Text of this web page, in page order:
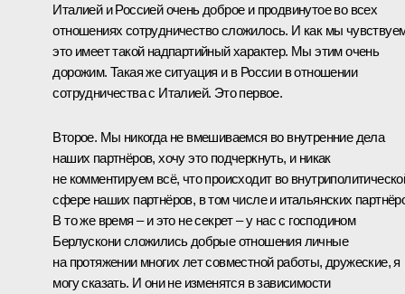
Италией и Россией очень доброе и продвинутое во всех
отношениях сотрудничество сложилось. И как мы
это имеет такой надпартийный характер. Мы этим очень
дорожим. Такая же ситуация и в России в отношении
сотрудничества с Италией. Это первое.
Второе. Мы никогда не вмешиваемся во внутренние дела
наших партнёров, хочу это подчеркнуть, и никак
не комментируем всё, что происходит во
сфере наших партнёров, в том числе и итальянских
В то же время – и это не секрет – у нас с господином
Берлускони сложились добрые отношения личные
на протяжении многих лет совместной работы, дружеские, я
могу сказать. И они не изменятся в зависимости